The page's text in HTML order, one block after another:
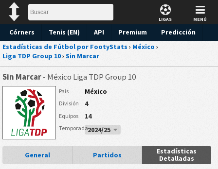
LIGAS MENÚ
Córners Tenis (EN) API Premium
Predicción
Estadísticas de Fútbol por FootyStats › México ›
Liga TDP Group 10› Sin Marcar
Sin Marcar- México Liga TDP Group 10
País México
División 4
Equipos 14
Temporada2024/25
General Partidos
Estadísticas
Detalladas